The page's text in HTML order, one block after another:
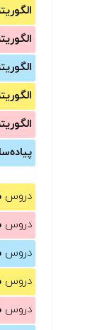
دروس
دروس
دروس
دروس
دروس